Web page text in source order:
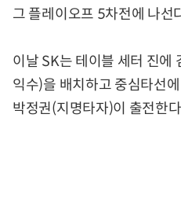
그 플레이오프 5차전에 나선
이날 SK는 테이블 세터 진
익수)을 배치하고 중심타선
박정권(지명타자)이 출전한